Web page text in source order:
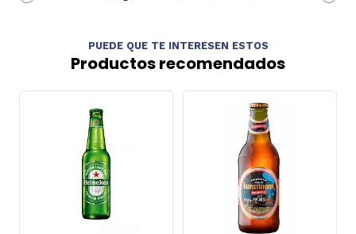
PUEDE QUE TE INTERESEN ESTOS
Productos recomendados